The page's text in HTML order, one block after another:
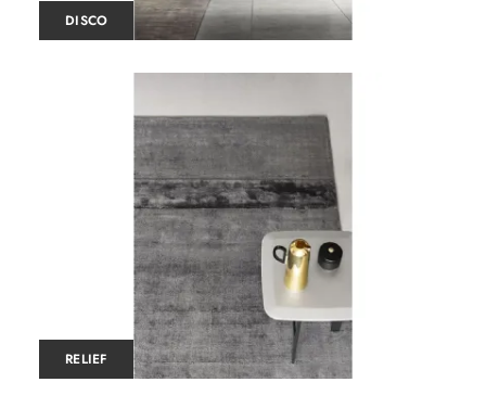
DISCO
RELIEF